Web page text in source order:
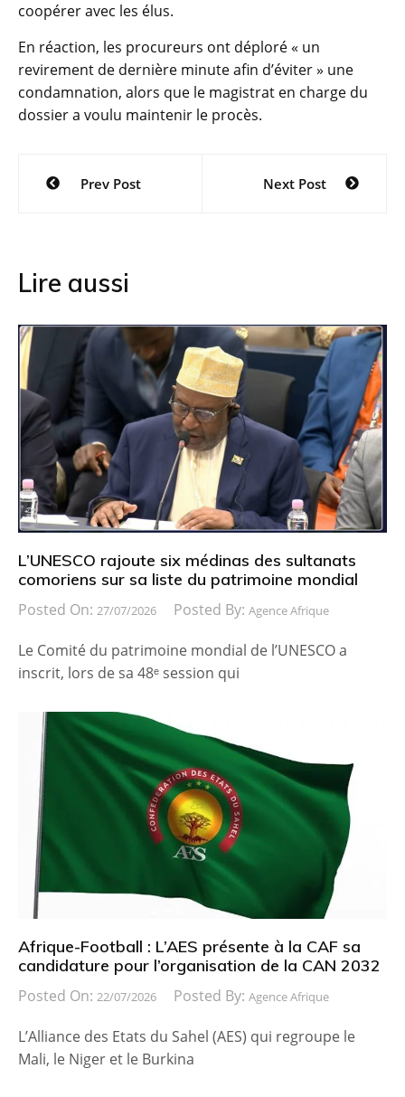
coopérer avec les élus.
En réaction, les procureurs ont déploré « un
revirement de dernière minute afin d’éviter » une
condamnation, alors que le magistrat en charge du
dossier a voulu maintenir le procès.
Navigation
Prev Post Next Post
Lire aussi
L’UNESCO rajoute six médinas des sultanats
comoriens sur sa liste du patrimoine mondial
Posted On: 27/07/2026 Posted By: Agence Afrique
Le Comité du patrimoine mondial de l’UNESCO a
inscrit, lors de sa 48ᵉ session qui
Afrique-Football : L’AES présente à la CAF sa
candidature pour l’organisation de la CAN 2032
Posted On: 22/07/2026 Posted By: Agence Afrique
L’Alliance des Etats du Sahel (AES) qui regroupe le
Mali, le Niger et le Burkina